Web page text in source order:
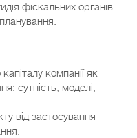
фіскальних органів
компанії як
сутність, моделі,
від застосування